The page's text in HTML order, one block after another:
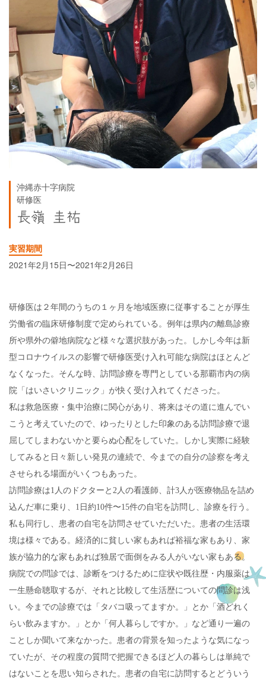
沖縄赤十字病院
研修医
長嶺 圭祐
実習期間
2021年2月15日〜2021年2月26日
研修医は２年間のうちの１ヶ月を地域医療に従事することが厚生
労働省の臨床研修制度で定められている。例年は県内の離島診療
所や県外の僻地病院など様々な選択肢があった。しかし今年は新
型コロナウイルスの影響で研修医受け入れ可能な病院はほとんど
なくなった。そんな時、訪問診療を専門としている那覇市内の病
院「はいさいクリニック」が快く受け入れてくださった。
私は救急医療・集中治療に関心があり、将来はその道に進んでい
こうと考えていたので、ゆったりとした印象のある訪問診療で退
屈してしまわないかと要らぬ心配をしていた。しかし実際に経験
してみると日々新しい発見の連続で、今までの自分の診察を考え
させられる場面がいくつもあった。
訪問診療は1人のドクターと2人の看護師、計3人が医療物品を詰め
込んだ車に乗り、1日約10件〜15件の自宅を訪問し、診療を行う。
私も同行し、患者の自宅を訪問させていただいた。患者の生活環
境は様々である。経済的に貧しい家もあれば裕福な家もあり、家
族が協力的な家もあれば独居で面倒をみる人がいない家もある。
病院での問診では、診断をつけるために症状や既往歴・内服薬は
一生懸命聴取するが、それと比較して生活歴についての問診は浅
い。今までの診療では「タバコ吸ってますか。」とか「酒どれく
らい飲みますか。」とか「何人暮らしですか。」など通り一遍の
ことしか聞いて来なかった。患者の背景を知ったような気になっ
ていたが、その程度の質問で把握できるほど人の暮らしは単純で
はないことを思い知らされた。患者の自宅に訪問するとどういう